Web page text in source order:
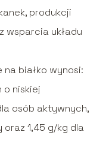
produkcji
wsparcia układu
białko wynosi:
o niskiej
osób aktywnych,
oraz 1,45 g/kg dla